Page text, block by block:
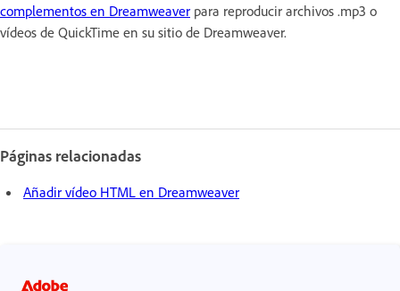
complementos en Dreamweaver para reproducir archivos .mp3 o
vídeos de QuickTime en su sitio de Dreamweaver.
Páginas relacionadas
Añadir vídeo HTML en Dreamweaver